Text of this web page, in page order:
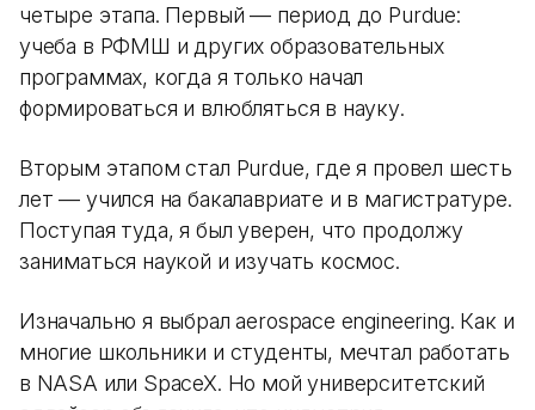
четыре этапа. Первый — период до Purdue:
учеба в РФМШ и других образовательных
программах, когда я только начал
формироваться и влюбляться в науку.
Вторым этапом стал Purdue, где я провел шесть
лет — учился на бакалавриате и в магистратуре.
Поступая туда, я был уверен, что продолжу
заниматься наукой и изучать космос.
Изначально я выбрал aerospace engineering. Как и
многие школьники и студенты, мечтал работать
в NASA или SpaceX. Но мой университетский